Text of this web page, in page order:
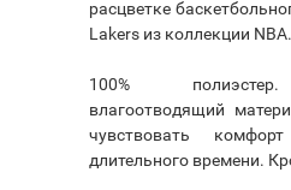
расцветке
Lakers из коллекции NBA.
100%
влагоотводящий
чувствовать
длительного времени.